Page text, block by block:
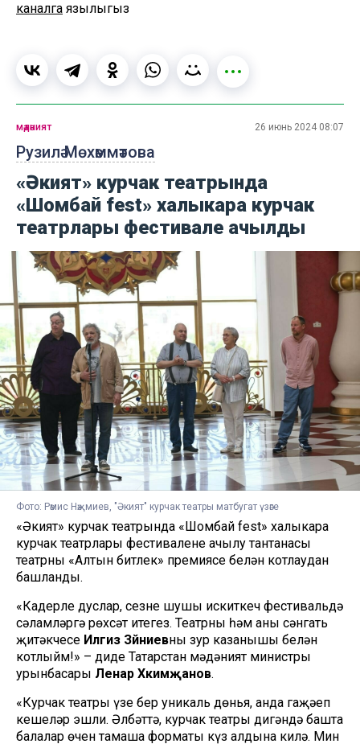
каналга язылыгыз
Рузилә Мөхәммәтова
мәдәният 26 июнь 2024 08:07
«Әкият» курчак театрында
«Шомбай fest» халыкара курчак
театрлары фестивале ачылды
Фото: Рәмис Нәҗмиев, "Әкият" курчак театры матбугат үзәге
«Әкият» курчак театрында «Шомбай fest» халыкара
курчак театрлары фестиваленең ачылу тантанасы
театрны «Алтын битлек» премиясе белән котлаудан
башланды.
«Кадерле дуслар, сезне шушы искиткеч фестивальдә
сәламләргә рөхсәт итегез. Театрны һәм аның сәнгать
җитәкчесе Илгиз Зәйниевны зур казанышы белән
котлыйм!» – диде Татарстан мәдәният министры
урынбасары Ленар Хәкимҗанов.
«Курчак театры үзе бер уникаль дөнья, анда гаҗәеп
кешеләр эшли. Әлбәттә, курчак театры дигәндә башта
балалар өчен тамаша форматы күз алдына килә. Мин